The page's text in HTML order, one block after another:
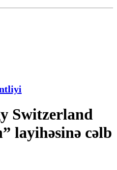
Switzerland
layihəsinə cəlb